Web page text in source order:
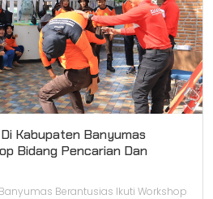
Kabupaten Banyumas
Bidang Pencarian Dan
Berantusias Ikuti Workshop